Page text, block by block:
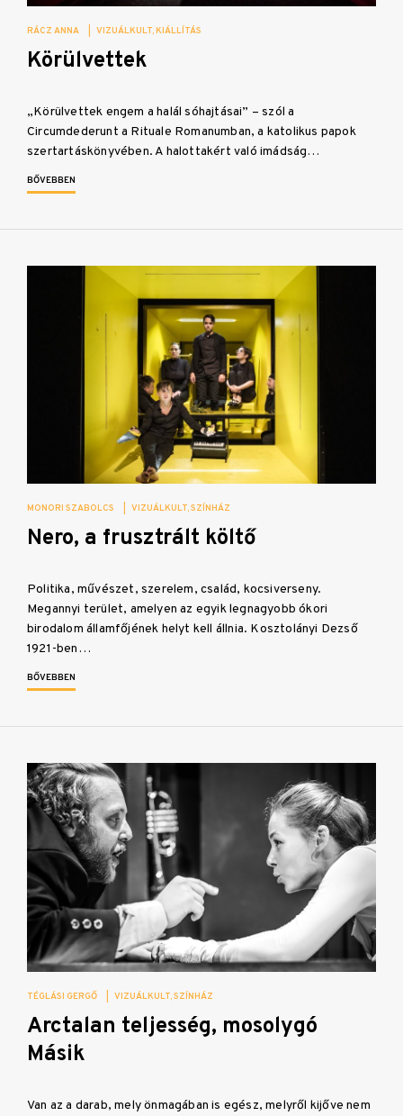
RÁCZ ANNA VIZUÁLKULT KIÁLLÍTÁS
Körülvettek
„Körülvettek engem a halál sóhajtásai” – szól a
Circumdederunt a Rituale Romanumban, a katolikus papok
szertartáskönyvében. A halottakért való imádság…
BŐVEBBEN
MONORI SZABOLCS VIZUÁLKULT SZÍNHÁZ
Nero, a frusztrált költő
Politika, művészet, szerelem, család, kocsiverseny.
Megannyi terület, amelyen az egyik legnagyobb ókori
birodalom államfőjének helyt kell állnia. Kosztolányi Dezső
1921-ben…
BŐVEBBEN
TÉGLÁSI GERGŐ VIZUÁLKULT SZÍNHÁZ
Arctalan teljesség, mosolygó
Másik
Van az a darab, mely önmagában is egész, melyről kijőve nem